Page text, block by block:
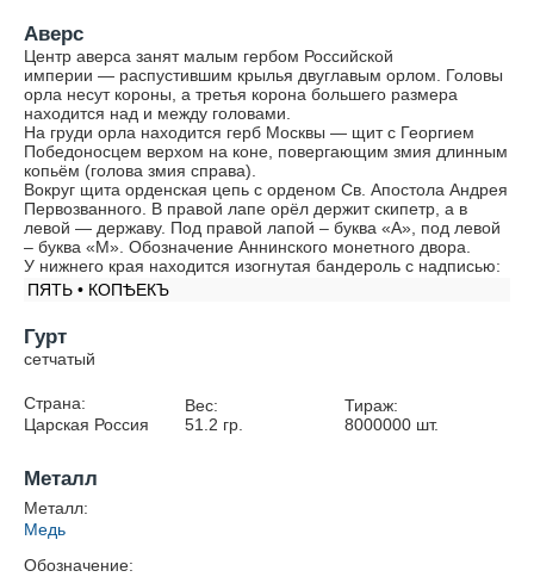
Аверс
Центр аверса занят малым гербом Российской
империи — распустившим крылья двуглавым орлом. Головы
орла несут короны, а третья корона большего размера
находится над и между головами.
На груди орла находится герб Москвы — щит с Георгием
Победоносцем верхом на коне, повергающим змия длинным
копьём (голова змия справа).
Вокруг щита орденская цепь с орденом Св. Апостола Андрея
Первозванного. В правой лапе орёл держит скипетр, а в
левой — державу. Под правой лапой – буква «А», под левой
– буква «М». Обозначение Аннинского монетного двора.
У нижнего края находится изогнутая бандероль с надписью:
ПЯТЬ • КОПѢЕКЪ
Гурт
сетчатый
Страна:
Царская Россия
Вес:
51.2 гр.
Тираж:
8000000 шт.
Металл
Металл:
Медь
Обозначение: